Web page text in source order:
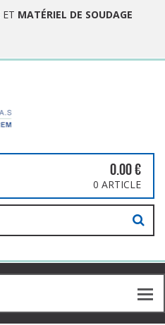
ET MATÉRIEL DE SOUDAGE
0.00€
0 ARTICLE